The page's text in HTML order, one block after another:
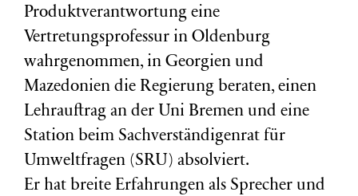
Produktverantwortung eine
Vertretungsprofessur in Oldenburg
wahrgenommen, in Georgien und
Mazedonien die Regierung beraten, einen
Lehrauftrag an der Uni Bremen und eine
Station beim Sachverständigenrat für
Umweltfragen (SRU) absolviert.
Er hat breite Erfahrungen als Sprecher und